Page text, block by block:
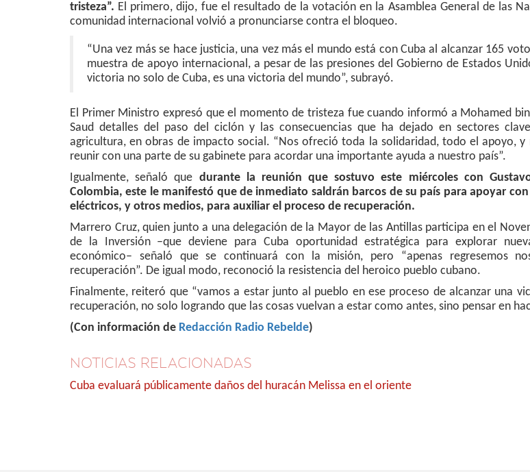
tristeza”. El primero, dijo, fue el resultado de la votación en la Asamblea General de las
comunidad internacional volvió a pronunciarse contra el bloqueo.
“Una vez más se hace justicia, una vez más el mundo está con Cuba al alcanzar 165
muestra de apoyo internacional, a pesar de las presiones del Gobierno de Estados
victoria no solo de Cuba, es una victoria del mundo”, subrayó.
El Primer Ministro expresó que el momento de tristeza fue cuando informó a Mohamed bin
Saud detalles del paso del ciclón y las consecuencias que ha dejado en sectores
agricultura, en obras de impacto social. “Nos ofreció toda la solidaridad, todo el apoyo, y
reunir con una parte de su gabinete para acordar una importante ayuda a nuestro país”.
Igualmente, señaló que durante la reunión que sostuvo este miércoles con
Colombia, este le manifestó que de inmediato saldrán barcos de su país para apoyar
eléctricos, y otros medios, para auxiliar el proceso de recuperación.
Marrero Cruz, quien junto a una delegación de la Mayor de las Antillas participa en el
de la Inversión –que deviene para Cuba oportunidad estratégica para explorar
económico– señaló que se continuará con la misión, pero “apenas regresemos
recuperación”. De igual modo, reconoció la resistencia del heroico pueblo cubano.
Finalmente, reiteró que “vamos a estar junto al pueblo en ese proceso de alcanzar una
recuperación, no solo logrando que las cosas vuelvan a estar como antes, sino pensar en
(Con información de Redacción Radio Rebelde)
NOTICIAS RELACIONADAS
Cuba evaluará públicamente daños del huracán Melissa en el oriente